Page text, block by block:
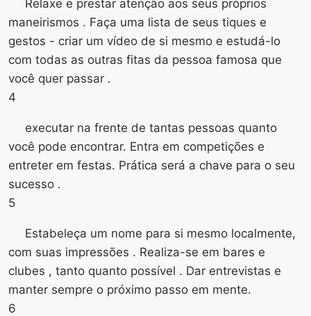
Relaxe e prestar atenção aos seus próprios
maneirismos . Faça uma lista de seus tiques e
gestos - criar um vídeo de si mesmo e estudá-lo
com todas as outras fitas da pessoa famosa que
você quer passar .
4
executar na frente de tantas pessoas quanto
você pode encontrar. Entra em competições e
entreter em festas. Prática será a chave para o seu
sucesso .
5
Estabeleça um nome para si mesmo localmente,
com suas impressões . Realiza-se em bares e
clubes , tanto quanto possível . Dar entrevistas e
manter sempre o próximo passo em mente.
6